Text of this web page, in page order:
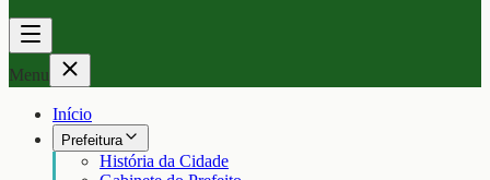
Menu
Início
Prefeitura
História da Cidade